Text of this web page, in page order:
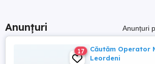
Anunțuri Anunțuri
17
Căutăm Operator
Leordeni